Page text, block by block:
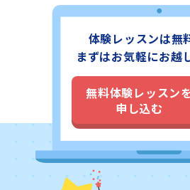
体験レッスンは無
まずはお気軽にお越
無料体験レッスン
申し込む